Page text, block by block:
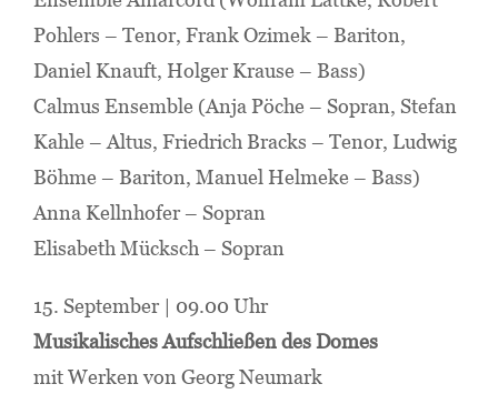
Pohlers – Tenor, Frank Ozimek – Bariton,
Daniel Knauft, Holger Krause – Bass)
Calmus Ensemble (Anja Pöche – Sopran, Stefan
Kahle – Altus, Friedrich Bracks – Tenor, Ludwig
Böhme – Bariton, Manuel Helmeke – Bass)
Anna Kellnhofer – Sopran
Elisabeth Mücksch – Sopran
15. September | 09.00 Uhr
Musikalisches Aufschließen des Domes
mit Werken von Georg Neumark